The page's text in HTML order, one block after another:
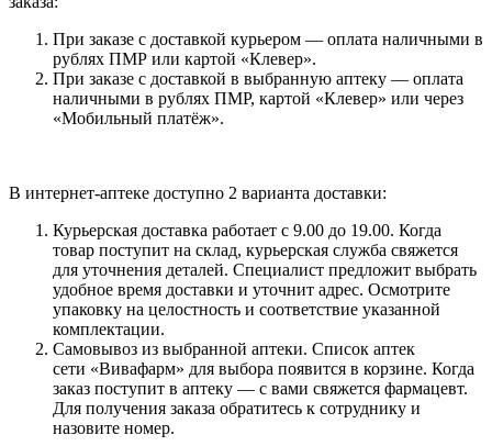
При заказе с доставкой курьером — оплата наличными в
рублях ПМР или картой «Клевер».
При заказе с доставкой в выбранную аптеку — оплата
наличными в рублях ПМР, картой «Клевер» или через
«Мобильный платёж».
В интернет-аптеке доступно 2 варианта доставки:
Курьерская доставка работает с 9.00 до 19.00. Когда
товар поступит на склад, курьерская служба свяжется
для уточнения деталей. Специалист предложит выбрать
удобное время доставки и уточнит адрес. Осмотрите
упаковку на целостность и соответствие указанной
комплектации.
Самовывоз из выбранной аптеки. Список аптек
сети «Вивафарм» для выбора появится в корзине. Когда
заказ поступит в аптеку — с вами свяжется фармацевт.
Для получения заказа обратитесь к сотруднику и
назовите номер.